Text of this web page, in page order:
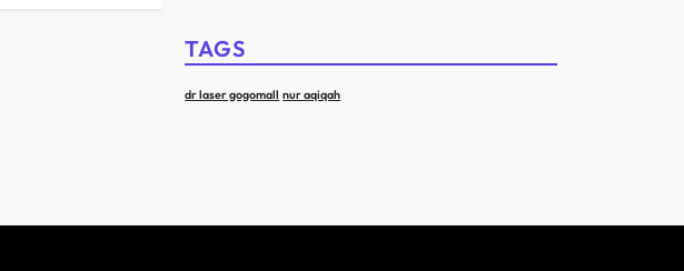
TAGS
dr laser gogomall nur aqiqah